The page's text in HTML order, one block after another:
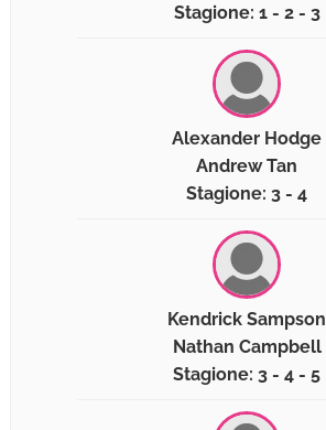
Stagione: 1 - 2 - 3
Alexander Hodge
Andrew Tan
Stagione: 3 - 4
Kendrick Sampson
Nathan Campbell
Stagione: 3 - 4 - 5